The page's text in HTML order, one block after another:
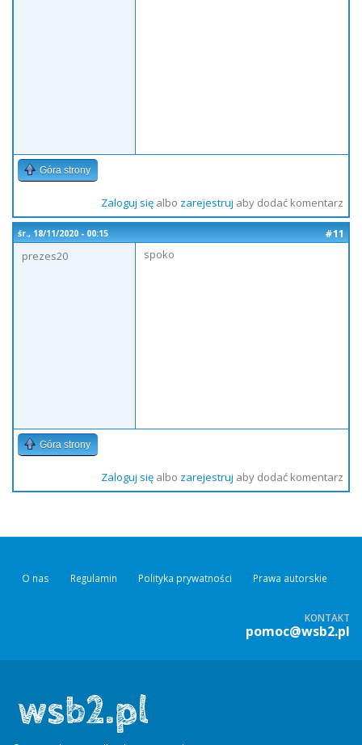
Góra strony
Zaloguj sięalbo zarejestruj aby dodać komentarz
śr., 18/11/2020 - 00:15
#11
prezes20
spoko
Góra strony
Zaloguj sięalbo zarejestruj aby dodać komentarz
O nas Regulamin Polityka prywatności Prawa autorskie
KONTAKT
pomoc@wsb2.pl